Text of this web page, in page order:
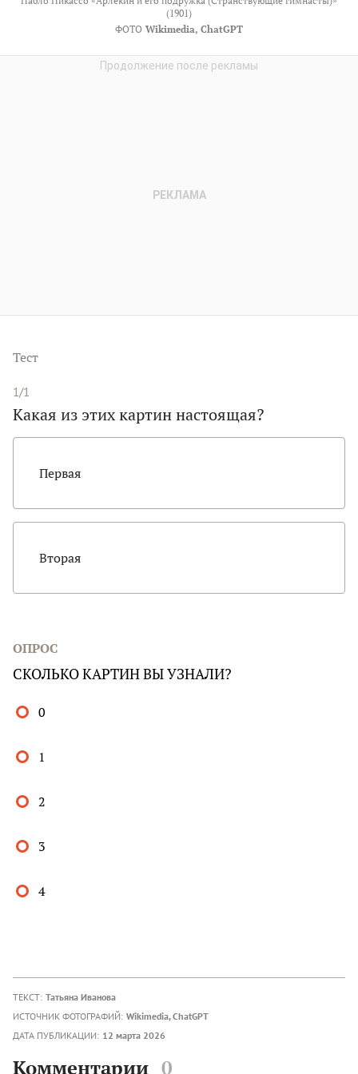
(1901)
ФОТО Wikimedia, ChatGPT
Тест
1/1
Какая из этих картин настоящая?
Первая
Вторая
ОПРОС
СКОЛЬКО КАРТИН ВЫ УЗНАЛИ?
0
1
2
3
4
ТЕКСТ: Татьяна Иванова
ИСТОЧНИК ФОТОГРАФИЙ: Wikimedia, ChatGPT
ДАТА ПУБЛИКАЦИИ: 12 марта 2026
Комментарии 0